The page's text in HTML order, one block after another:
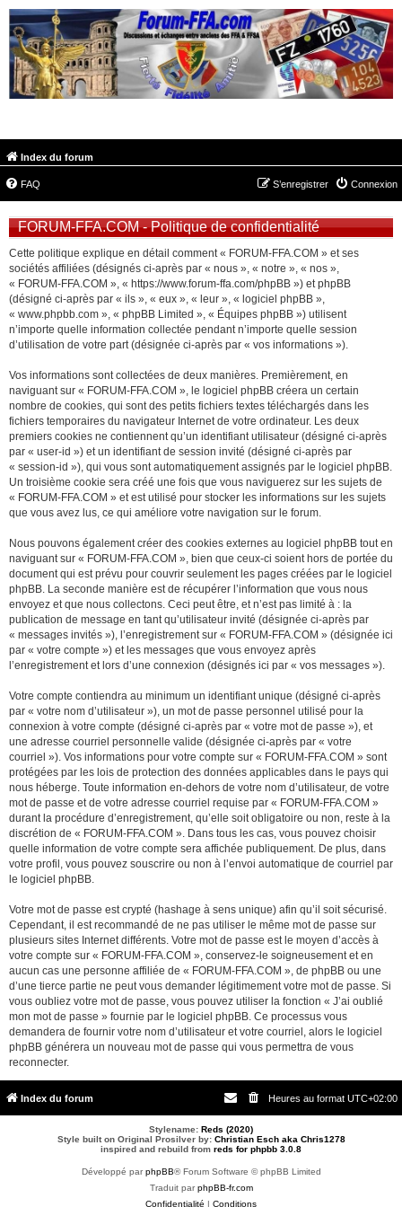
Index du forum
FAQ Connexion
S’enregistrer
FORUM-FFA.COM - Politique de confidentialité
Cette politique explique en détail comment « FORUM-FFA.COM » et ses
sociétés affiliées (désignés ci-après par « nous », « notre », « nos »,
« FORUM-FFA.COM », « https://www.forum-ffa.com/phpBB ») et phpBB
(désigné ci-après par « ils », « eux », « leur », « logiciel phpBB »,
« www.phpbb.com », « phpBB Limited », « Équipes phpBB ») utilisent
n’importe quelle information collectée pendant n’importe quelle session
d’utilisation de votre part (désignée ci-après par « vos informations »).
Vos informations sont collectées de deux manières. Premièrement, en
naviguant sur « FORUM-FFA.COM », le logiciel phpBB créera un certain
nombre de cookies, qui sont des petits fichiers textes téléchargés dans les
fichiers temporaires du navigateur Internet de votre ordinateur. Les deux
premiers cookies ne contiennent qu’un identifiant utilisateur (désigné ci-après
par « user-id ») et un identifiant de session invité (désigné ci-après par
« session-id »), qui vous sont automatiquement assignés par le logiciel phpBB.
Un troisième cookie sera créé une fois que vous naviguerez sur les sujets de
« FORUM-FFA.COM » et est utilisé pour stocker les informations sur les sujets
que vous avez lus, ce qui améliore votre navigation sur le forum.
Nous pouvons également créer des cookies externes au logiciel phpBB tout en
naviguant sur « FORUM-FFA.COM », bien que ceux-ci soient hors de portée du
document qui est prévu pour couvrir seulement les pages créées par le logiciel
phpBB. La seconde manière est de récupérer l’information que vous nous
envoyez et que nous collectons. Ceci peut être, et n’est pas limité à : la
publication de message en tant qu’utilisateur invité (désignée ci-après par
« messages invités »), l’enregistrement sur « FORUM-FFA.COM » (désignée ici
par « votre compte ») et les messages que vous envoyez après
l’enregistrement et lors d’une connexion (désignés ici par « vos messages »).
Votre compte contiendra au minimum un identifiant unique (désigné ci-après
par « votre nom d’utilisateur »), un mot de passe personnel utilisé pour la
connexion à votre compte (désigné ci-après par « votre mot de passe »), et
une adresse courriel personnelle valide (désignée ci-après par « votre
courriel »). Vos informations pour votre compte sur « FORUM-FFA.COM » sont
protégées par les lois de protection des données applicables dans le pays qui
nous héberge. Toute information en-dehors de votre nom d’utilisateur, de votre
mot de passe et de votre adresse courriel requise par « FORUM-FFA.COM »
durant la procédure d’enregistrement, qu’elle soit obligatoire ou non, reste à la
discrétion de « FORUM-FFA.COM ». Dans tous les cas, vous pouvez choisir
quelle information de votre compte sera affichée publiquement. De plus, dans
votre profil, vous pouvez souscrire ou non à l’envoi automatique de courriel par
le logiciel phpBB.
Votre mot de passe est crypté (hashage à sens unique) afin qu’il soit sécurisé.
Cependant, il est recommandé de ne pas utiliser le même mot de passe sur
plusieurs sites Internet différents. Votre mot de passe est le moyen d’accès à
votre compte sur « FORUM-FFA.COM », conservez-le soigneusement et en
aucun cas une personne affiliée de « FORUM-FFA.COM », de phpBB ou une
d’une tierce partie ne peut vous demander légitimement votre mot de passe. Si
vous oubliez votre mot de passe, vous pouvez utiliser la fonction « J’ai oublié
mon mot de passe » fournie par le logiciel phpBB. Ce processus vous
demandera de fournir votre nom d’utilisateur et votre courriel, alors le logiciel
phpBB générera un nouveau mot de passe qui vous permettra de vous
reconnecter.
Index du forum Heures au format UTC+02:00
Stylename: Reds (2020)
Style built on Original Prosilver by: Christian Esch aka Chris1278
inspired and rebuild from reds for phpbb 3.0.8
Développé parphpBB® Forum Software © phpBB Limited
Traduit parphpBB-fr.com
Confidentialité | Conditions